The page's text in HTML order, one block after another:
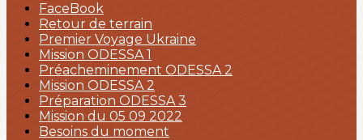
FaceBook
Retour de terrain
Premier Voyage Ukraine
Mission ODESSA 1
Préacheminement ODESSA 2
Mission ODESSA 2
Préparation ODESSA 3
Mission du 05 09 2022
Besoins du moment